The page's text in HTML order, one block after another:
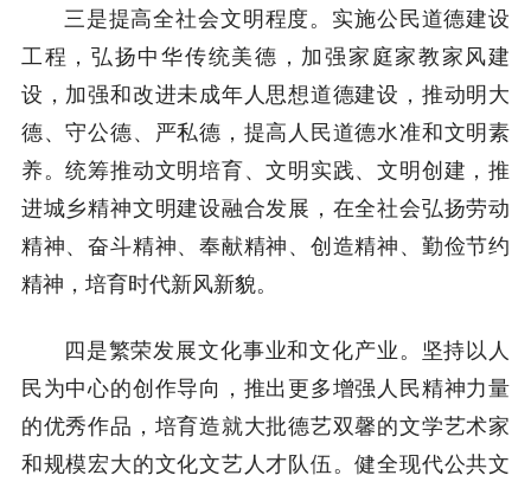
三是提高全社会文明程度。实施公民道德建设
工程，弘扬中华传统美德，加强家庭家教家风建
设，加强和改进未成年人思想道德建设，推动明大
德、守公德、严私德，提高人民道德水准和文明素
养。统筹推动文明培育、文明实践、文明创建，推
进城乡精神文明建设融合发展，在全社会弘扬劳动
精神、奋斗精神、奉献精神、创造精神、勤俭节约
精神，培育时代新风新貌。
四是繁荣发展文化事业和文化产业。坚持以人
民为中心的创作导向，推出更多增强人民精神力量
的优秀作品，培育造就大批德艺双馨的文学艺术家
和规模宏大的文化文艺人才队伍。健全现代公共文